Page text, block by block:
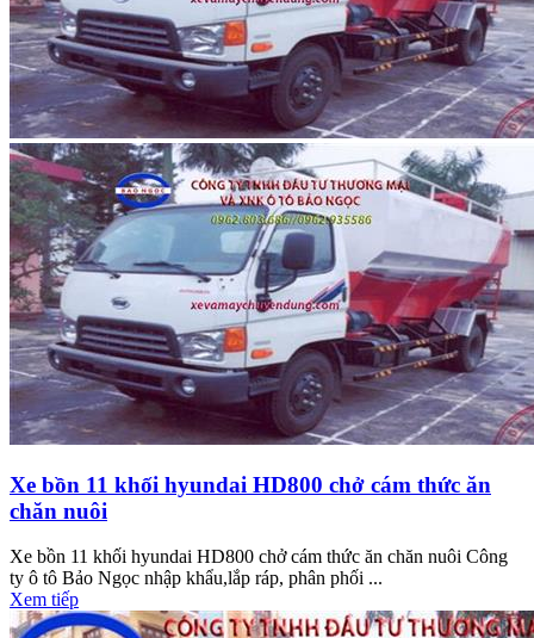
Xe bồn 11 khối hyundai HD800 chở cám thức ăn
chăn nuôi
Xe bồn 11 khối hyundai HD800 chở cám thức ăn chăn nuôi Công
ty ô tô Bảo Ngọc nhập khẩu,lắp ráp, phân phối ...
Xem tiếp